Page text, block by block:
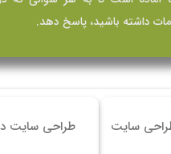
داشته باشید، پاسخ دهد.
سایت طراحی سایت